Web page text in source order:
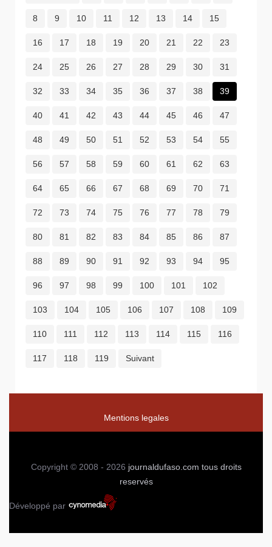
8 9 10 11 12 13 14 15
16 17 18 19 20 21 22 23
24 25 26 27 28 29 30 31
32 33 34 35 36 37 38 39
40 41 42 43 44 45 46 47
48 49 50 51 52 53 54 55
56 57 58 59 60 61 62 63
64 65 66 67 68 69 70 71
72 73 74 75 76 77 78 79
80 81 82 83 84 85 86 87
88 89 90 91 92 93 94 95
96 97 98 99 100 101 102
103 104 105 106 107 108 109
110 111 112 113 114 115 116
117 118 119 Suivant
Mentions legales
Copyright © 2008 - 2026 journaldufaso.com tous droits
reservés
Développé par